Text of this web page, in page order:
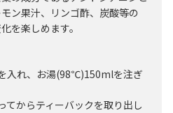
ン果汁、リンゴ酢、炭酸等の
を楽しめます。
入れ、お湯(98℃)150mlを注ぎ
てからティーバックを取り出し